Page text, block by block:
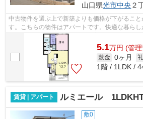
山口県光市中央 ２
中古物件を選ぶ上で新築よりも価格が下がるこ
す。こちらの物件はアパートです。快適な暮らし
からファミリー向けの物件が豊富にあり...
5.1万円 (管
敷金 0ヶ月
1階 / 1LDK /
賃貸 | アパート ルミエール
敷0